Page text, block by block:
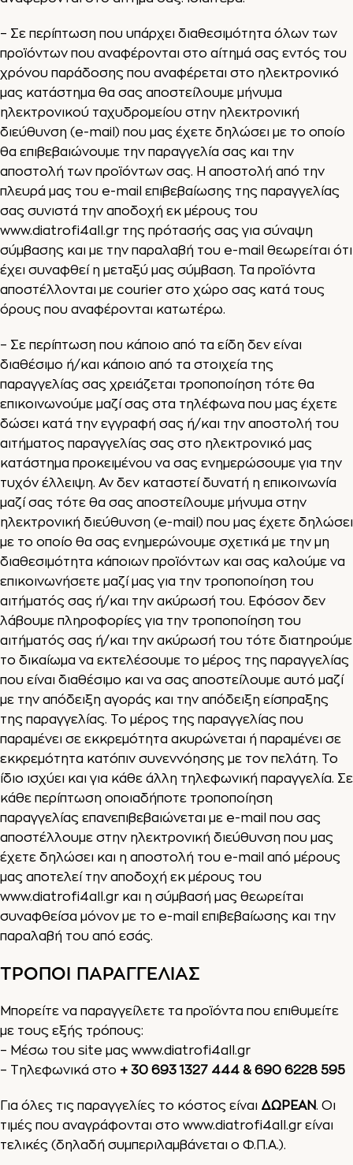
– Σε περίπτωση που υπάρχει διαθεσιμότητα όλων των
προϊόντων που αναφέρονται στο αίτημά σας εντός του
χρόνου παράδοσης που αναφέρεται στο ηλεκτρονικό
μας κατάστημα θα σας αποστείλουμε μήνυμα
ηλεκτρονικού ταχυδρομείου στην ηλεκτρονική
διεύθυνση (e-mail) που μας έχετε δηλώσει με το οποίο
θα επιβεβαιώνουμε την παραγγελία σας και την
αποστολή των προϊόντων σας. Η αποστολή από την
πλευρά μας του e-mail επιβεβαίωσης της παραγγελίας
σας συνιστά την αποδοχή εκ μέρους του
www.diatrofi4all.gr της πρότασής σας για σύναψη
σύμβασης και με την παραλαβή του e-mail θεωρείται ότι
έχει συναφθεί η μεταξύ μας σύμβαση. Τα προϊόντα
αποστέλλονται με courier στο χώρο σας κατά τους
όρους που αναφέρονται κατωτέρω.
– Σε περίπτωση που κάποιο από τα είδη δεν είναι
διαθέσιμο ή/και κάποιο από τα στοιχεία της
παραγγελίας σας χρειάζεται τροποποίηση τότε θα
επικοινωνούμε μαζί σας στα τηλέφωνα που μας έχετε
δώσει κατά την εγγραφή σας ή/και την αποστολή του
αιτήματος παραγγελίας σας στο ηλεκτρονικό μας
κατάστημα προκειμένου να σας ενημερώσουμε για την
τυχόν έλλειψη. Αν δεν καταστεί δυνατή η επικοινωνία
μαζί σας τότε θα σας αποστείλουμε μήνυμα στην
ηλεκτρονική διεύθυνση (e-mail) που μας έχετε δηλώσει
με το οποίο θα σας ενημερώνουμε σχετικά με την μη
διαθεσιμότητα κάποιων προϊόντων και σας καλούμε να
επικοινωνήσετε μαζί μας για την τροποποίηση του
αιτήματός σας ή/και την ακύρωσή του. Εφόσον δεν
λάβουμε πληροφορίες για την τροποποίηση του
αιτήματός σας ή/και την ακύρωσή του τότε διατηρούμε
το δικαίωμα να εκτελέσουμε το μέρος της παραγγελίας
που είναι διαθέσιμο και να σας αποστείλουμε αυτό μαζί
με την απόδειξη αγοράς και την απόδειξη είσπραξης
της παραγγελίας. Το μέρος της παραγγελίας που
παραμένει σε εκκρεμότητα ακυρώνεται ή παραμένει σε
εκκρεμότητα κατόπιν συνεννόησης με τον πελάτη. Το
ίδιο ισχύει και για κάθε άλλη τηλεφωνική παραγγελία. Σε
κάθε περίπτωση οποιαδήποτε τροποποίηση
παραγγελίας επανεπιβεβαιώνεται με e-mail που σας
αποστέλλουμε στην ηλεκτρονική διεύθυνση που μας
έχετε δηλώσει και η αποστολή του e-mail από μέρους
μας αποτελεί την αποδοχή εκ μέρους του
www.diatrofi4all.gr και η σύμβασή μας θεωρείται
συναφθείσα μόνον με το e-mail επιβεβαίωσης και την
παραλαβή του από εσάς.
ΤΡΟΠΟΙ ΠΑΡΑΓΓΕΛΙΑΣ
Μπορείτε να παραγγείλετε τα προϊόντα που επιθυμείτε
με τους εξής τρόπους:
– Μέσω του site μας www.diatrofi4all.gr
– Τηλεφωνικά στο + 30 693 1327 444 & 690 6228 595
Για όλες τις παραγγελίες το κόστος είναι ΔΩΡΕΑΝ. Οι
τιμές που αναγράφονται στο www.diatrofi4all.gr είναι
τελικές (δηλαδή συμπεριλαμβάνεται ο Φ.Π.Α.).